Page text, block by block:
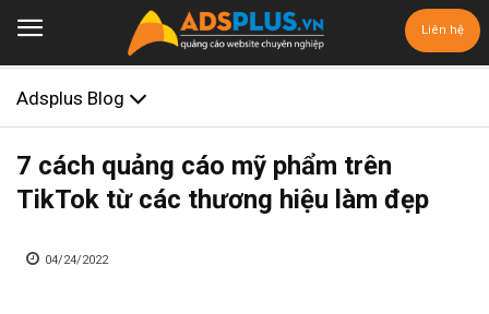
Liên hệ
Adsplus Blog
7 cách quảng cáo mỹ phẩm trên
TikTok từ các thương hiệu làm đẹp
04/24/2022